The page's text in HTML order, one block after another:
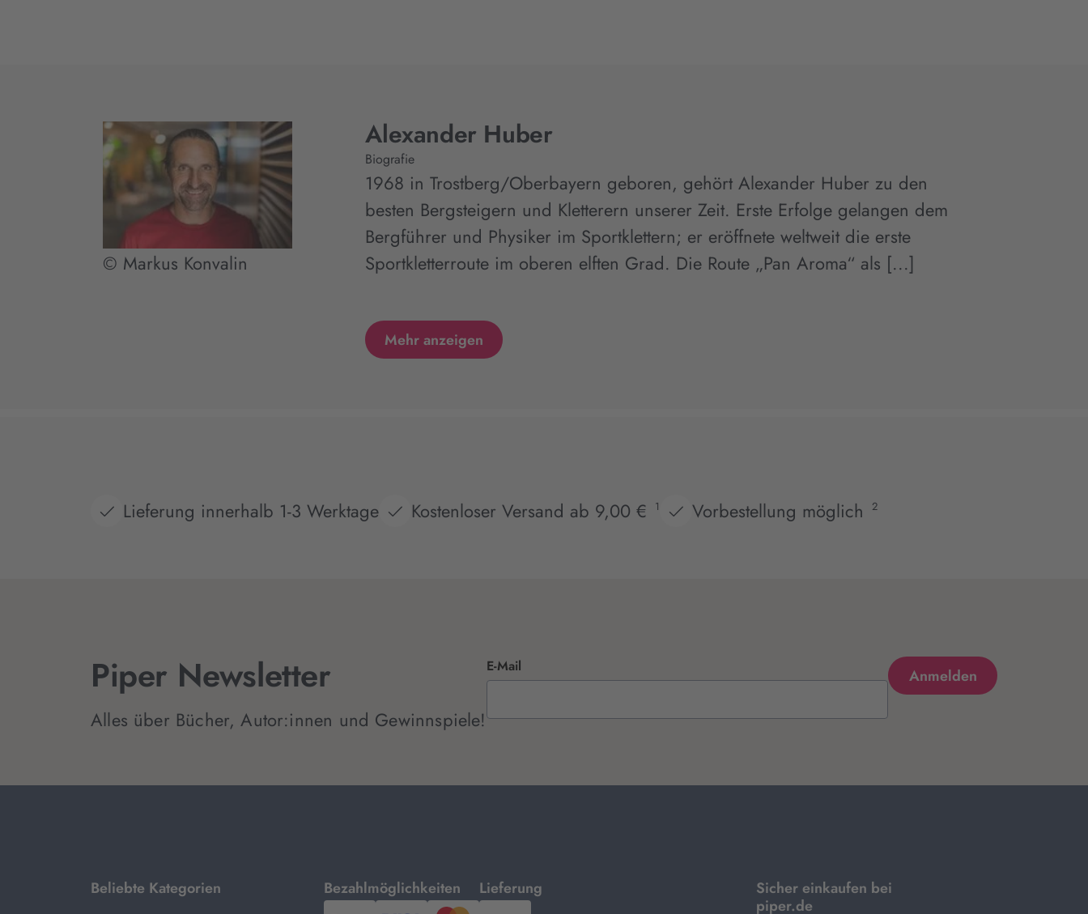
© Markus Konvalin
Alexander Huber
Biografie
1968 in Trostberg/Oberbayern geboren, gehört Alexander Huber zu den
besten Bergsteigern und Kletterern unserer Zeit. Erste Erfolge gelangen dem
Bergführer und Physiker im Sportklettern; er eröffnete weltweit die erste
Sportkletterroute im oberen elften Grad. Die Route „Pan Aroma“ als [...]
Mehr anzeigen
Lieferung innerhalb 1-3 Werktage Kostenloser Versand ab 9,00 € 1 Vorbestellung möglich 2
Piper Newsletter
Alles über Bücher, Autor:innen und Gewinnspiele!
E-Mail
Beliebte Kategorien Bezahlmöglichkeiten
mit
Lieferung
mit
Sicher einkaufen bei
piper.de